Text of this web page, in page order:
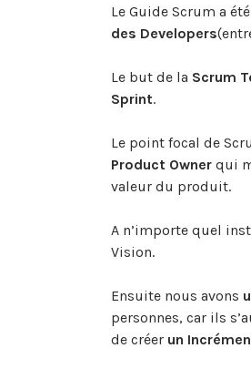
Le Guide Scrum a
des Developers
Le but de la Scrum
Sprint.
Le point focal de
Product Owner qui
valeur du produit.
A n’importe quel
Vision.
Ensuite nous avons
personnes, car ils
de créer un